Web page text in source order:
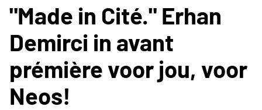
"Made in Cité." Erhan
Demirci in avant
prémière voor jou, voor
Neos!